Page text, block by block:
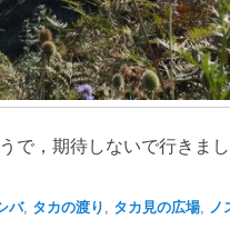
で，期待しないで行きま
バ, タカの渡り タカ見の広場, ノ